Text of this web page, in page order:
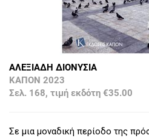
ΑΛΕΞΙΑΔΗ ΔΙΟΝΥΣΙΑ
ΚΑΠΟΝ 2023
Σελ. 168, τιμή εκδότη €35.00
Σε μια μοναδική περίοδο της